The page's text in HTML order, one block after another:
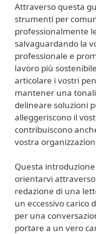
Attraverso questa
strumenti per
professionalmente
salvaguardando la
professionale e
lavoro più
articolare i vostri
mantener una
delineare soluzioni
alleggeriscono il
contribuiscono
vostra
Questa
orientarvi
redazione di una
un eccessivo carico
per una
portare a un vero